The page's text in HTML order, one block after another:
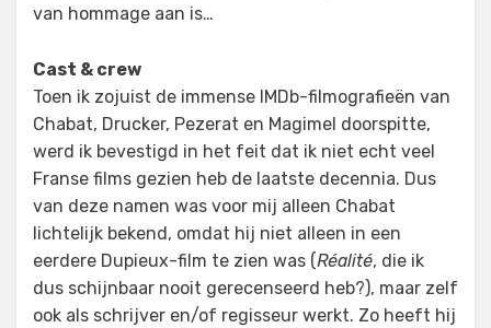
van hommage aan is…
Cast & crew
Toen ik zojuist de immense IMDb-filmografieën van
Chabat, Drucker, Pezerat en Magimel doorspitte,
werd ik bevestigd in het feit dat ik niet echt veel
Franse films gezien heb de laatste decennia. Dus
van deze namen was voor mij alleen Chabat
lichtelijk bekend, omdat hij niet alleen in een
eerdere Dupieux-film te zien was (Réalité, die ik
dus schijnbaar nooit gerecenseerd heb?), maar zelf
ook als schrijver en/of regisseur werkt. Zo heeft hij